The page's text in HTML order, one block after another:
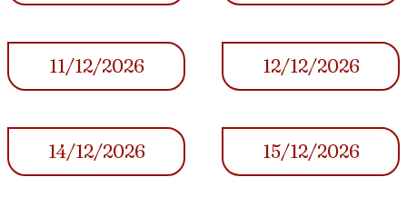
11/12/2026 12/12/2026
14/12/2026 15/12/2026